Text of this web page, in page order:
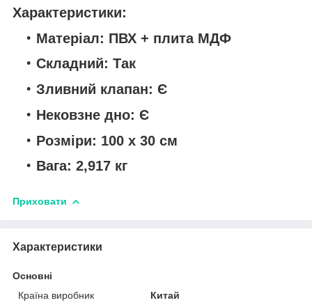
Характеристики:
Матеріал: ПВХ + плита МДФ
Складний: Так
Зливний клапан: Є
Нековзне дно: Є
Розміри: 100 х 30 см
Вага: 2,917 кг
Приховати
Характеристики
Основні
Країна виробник
Китай